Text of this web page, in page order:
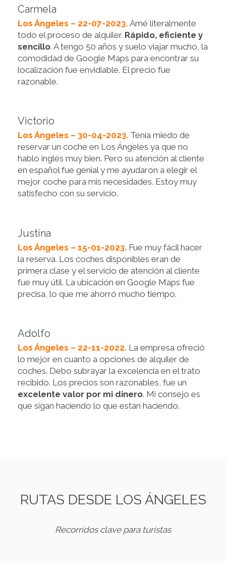
Carmela
Los Ángeles – 22-07-2023. Amé literalmente
todo el proceso de alquiler. Rápido, eficiente y
sencillo. A tengo 50 años y suelo viajar mucho, la
comodidad de Google Maps para encontrar su
localización fue envidiable. El precio fue
razonable.
Victorio
Los Ángeles – 30-04-2023. Tenía miedo de
reservar un coche en Los Ángeles ya que no
hablo inglés muy bien. Pero su atención al cliente
en español fue genial y me ayudaron a elegir el
mejor coche para mis necesidades. Estoy muy
satisfecho con su servicio.
Justina
Los Ángeles – 15-01-2023. Fue muy fácil hacer
la reserva. Los coches disponibles eran de
primera clase y el servicio de atención al cliente
fue muy útil. La ubicación en Google Maps fue
precisa, lo que me ahorró mucho tiempo.
Adolfo
Los Ángeles – 22-11-2022. La empresa ofreció
lo mejor en cuanto a opciones de alquiler de
coches. Debo subrayar la excelencia en el trato
recibido. Los precios son razonables, fue un
excelente valor por mi dinero. Mi consejo es
que sigan haciendo lo que están haciendo.
RUTAS DESDE LOS ÁNGELES
Recorridos clave para turistas